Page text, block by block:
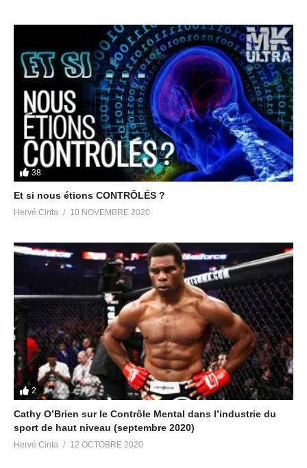
38
Et si nous étions CONTRÔLÉS ?
Hervé Cinta 10 NOVEMBRE 2020
2
Cathy O’Brien sur le Contrôle Mental dans l’industrie du
sport de haut niveau (septembre 2020)
Hervé Cinta 12 OCTOBRE 2020